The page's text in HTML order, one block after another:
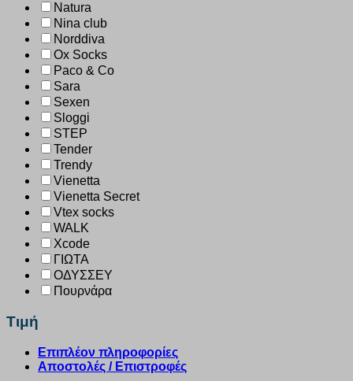
Natura
Nina club
Norddiva
Ox Socks
Paco & Co
Sara
Sexen
Sloggi
STEP
Tender
Trendy
Vienetta
Vienetta Secret
Vtex socks
WALK
Xcode
ΓΙΩΤΑ
ΟΔΥΣΣΕΥ
Πουρνάρα
Τιμή
Επιπλέον πληροφορίες
Αποστολές / Επιστροφές